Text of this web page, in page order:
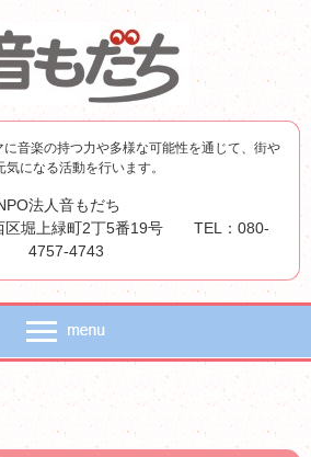
に音楽の持つ力や多様な可能性を通じて、街や
気になる活動を行います。
法人音もだち
区堀上緑町2丁5番19号 TEL：080-
4757-4743